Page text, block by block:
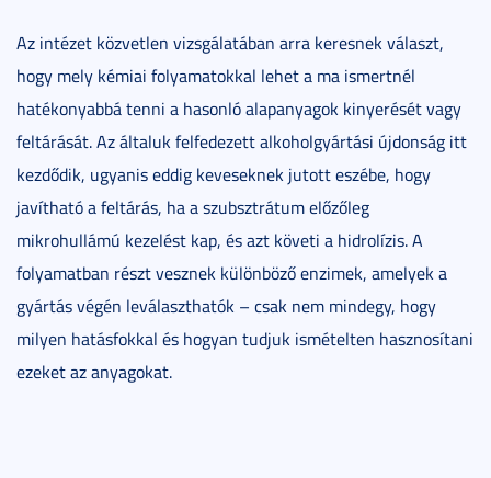
Az intézet közvetlen vizsgálatában arra keresnek választ,
hogy mely kémiai folyamatokkal lehet a ma ismertnél
hatékonyabbá tenni a hasonló alapanyagok kinyerését vagy
feltárását. Az általuk felfedezett alkoholgyártási újdonság itt
kezdődik, ugyanis eddig keveseknek jutott eszébe, hogy
javítható a feltárás, ha a szubsztrátum előzőleg
mikrohullámú kezelést kap, és azt követi a hidrolízis. A
folyamatban részt vesznek különböző enzimek, amelyek a
gyártás végén leválaszthatók – csak nem mindegy, hogy
milyen hatásfokkal és hogyan tudjuk ismételten hasznosítani
ezeket az anyagokat.